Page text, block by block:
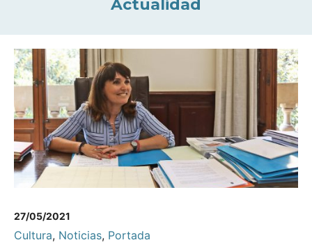
Actualidad
27/05/2021
Cultura, Noticias, Portada